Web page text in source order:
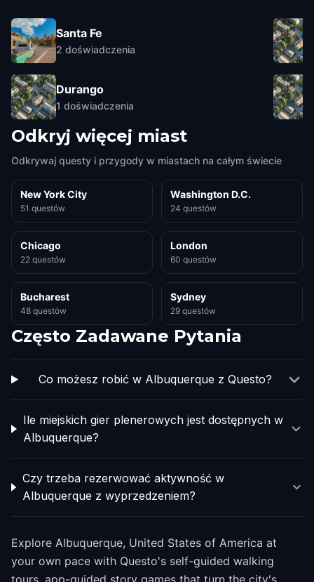
Santa Fe
2 doświadczenia
Durango
1 doświadczenia
Odkryj więcej miast
Odkrywaj questy i przygody w miastach na całym świecie
New York City
51 questów
Washington D.C.
24 questów
Chicago
22 questów
London
60 questów
Bucharest
48 questów
Sydney
29 questów
Często Zadawane Pytania
Co możesz robić w Albuquerque z Questo?
Ile miejskich gier plenerowych jest dostępnych w
Albuquerque?
Czy trzeba rezerwować aktywność w
Albuquerque z wyprzedzeniem?
Explore Albuquerque, United States of America at
your own pace with Questo's self-guided walking
tours, app-guided story games that turn the city's